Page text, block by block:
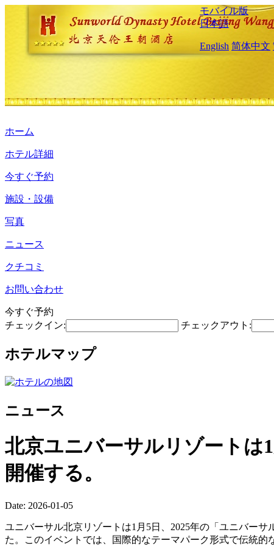
モバイル版
日本語
English 简体中文
ホーム
ホテル詳細
今すぐ予約
施設・設備
写真
ニュース
クチコミ
お問い合わせ
今すぐ予約
チェックイン:
チェックアウト:
ホテルマップ
ニュース
北京ユニバーサルリゾートは
開催する。
Date: 2026-01-05
ユニバーサル北京リゾートは1月5日、2025年の「ユニバー
た。このイベントでは、国際的なテーマパーク形式で伝統